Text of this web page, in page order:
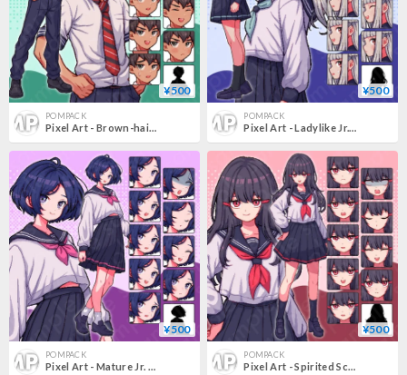
¥500
POMPACK
Pixel Art - Brown-haired Heroic Jr. High Boy in Uniform - 10 Expressions + More
¥500
POMPACK
¥500
POMPACK
Pixel Art - Mature Jr. High Girl, Blue Short Hair, Sailor Uniform, 10 Expressions + More.
¥500
POMPACK
Pixel Art - Spirited Schoolgirl with Black Long Hair, Sailor Uniform, 10 Expressions + More.